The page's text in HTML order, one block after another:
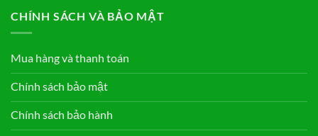
CHÍNH SÁCH VÀ BẢO MẬT
Mua hàng và thanh toán
Chính sách bảo mật
Chính sách bảo hành